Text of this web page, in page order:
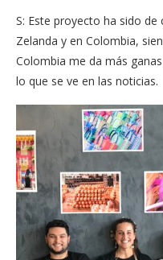
S: Este proyecto ha sido
Zelanda y en Colombia,
Colombia me da más
lo que se ve en las noticias.